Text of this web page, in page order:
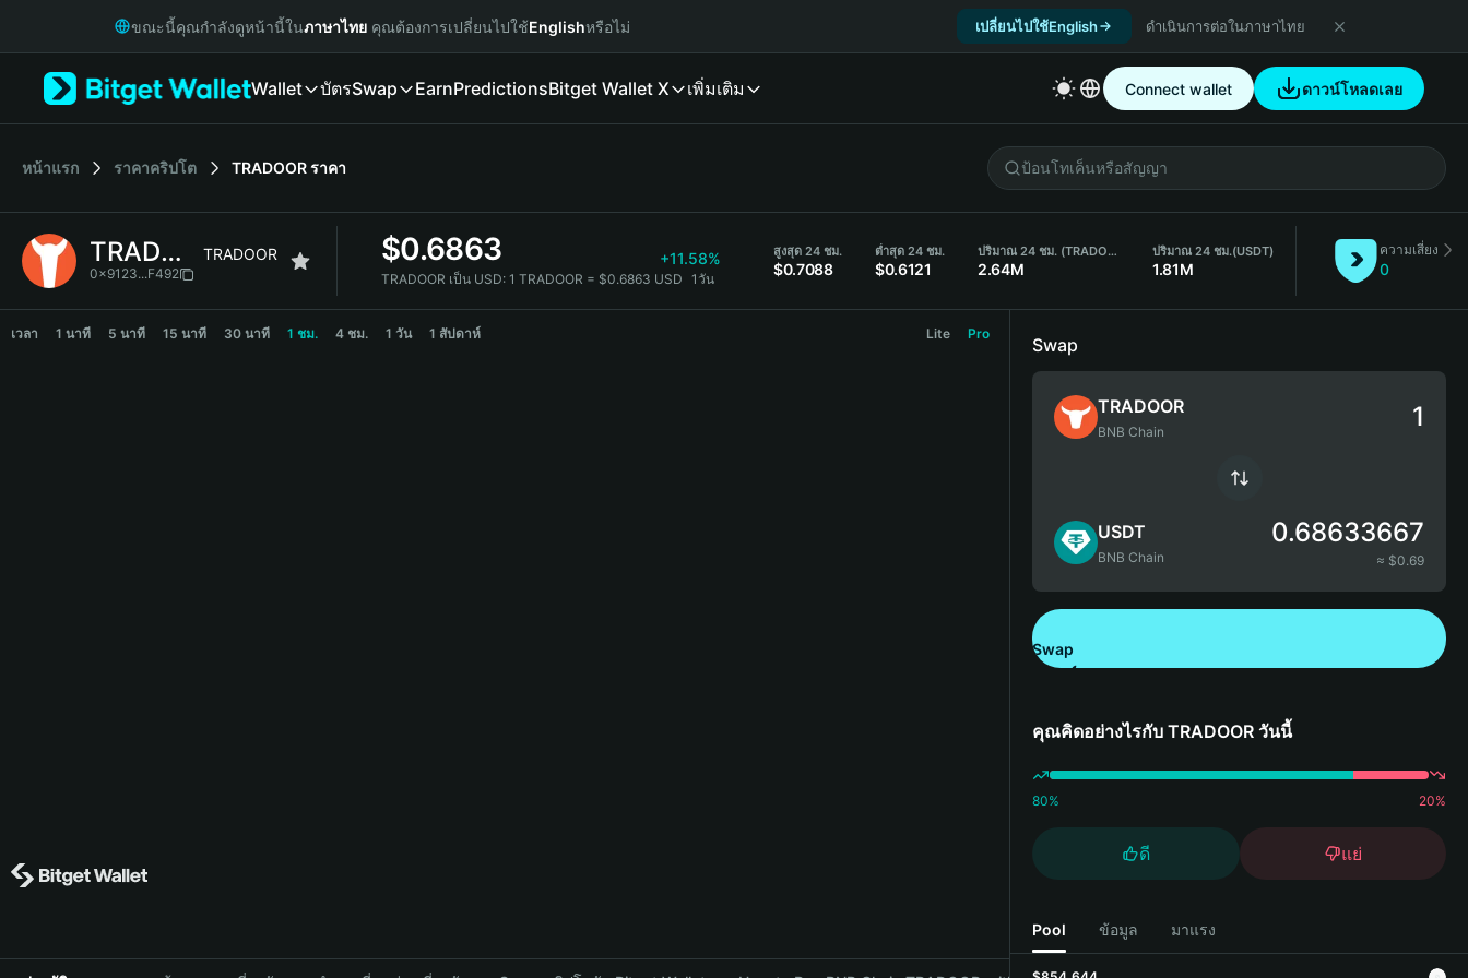
Русский
Italiano
简体中文
繁體中文
Bahasa Indonesia
ขณะนี้คุณกำลังดูหน้านี้ในภาษาไทย คุณต้องการเปลี่ยนไปใช้Englishหรือไม่ เปลี่ยนไปใช้English ดำเนินการต่อในภาษาไทย
Wallet บัตรSwap EarnPredictionsBitget Wallet X เพิ่มเติม Connect wallet ดาวน์โหลดเลย
หน้าแรก ราคาคริปโต TRADOORราคา
TRADOOR TRADOOR
0x9123...F492
$0.6863 +11.58%
TRADOOR เป็น USD: 1 TRADOOR = $0.6863 USD 1วัน
สูงสุด 24 ชม.
$0.7088
ต่ำสุด 24 ชม.
$0.6121
ปริมาณ 24 ชม. (TRADOOR)
2.64M
ปริมาณ 24 ชม.(USDT)
1.81M
ความเสี่ยง
0
TRADOOR Price Chart
เวลา 1 นาที 5 นาที 15 นาที 30 นาที 1 ชม. 4 ชม. 1 วัน 1 สัปดาห์ Lite Pro
Swap
TRADOOR
BNB Chain
USDT
BNB Chain
0.68633667
≈ $0.69
Swap
คุณคิดอย่างไรกับ TRADOOR วันนี้
80% 20%
ดี แย่
Pool ข้อมูล มาแรง